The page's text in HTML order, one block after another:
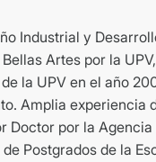
Industrial y
Artes por la
la UPV en el año
Amplia experiencia
por la
Postgrados de la